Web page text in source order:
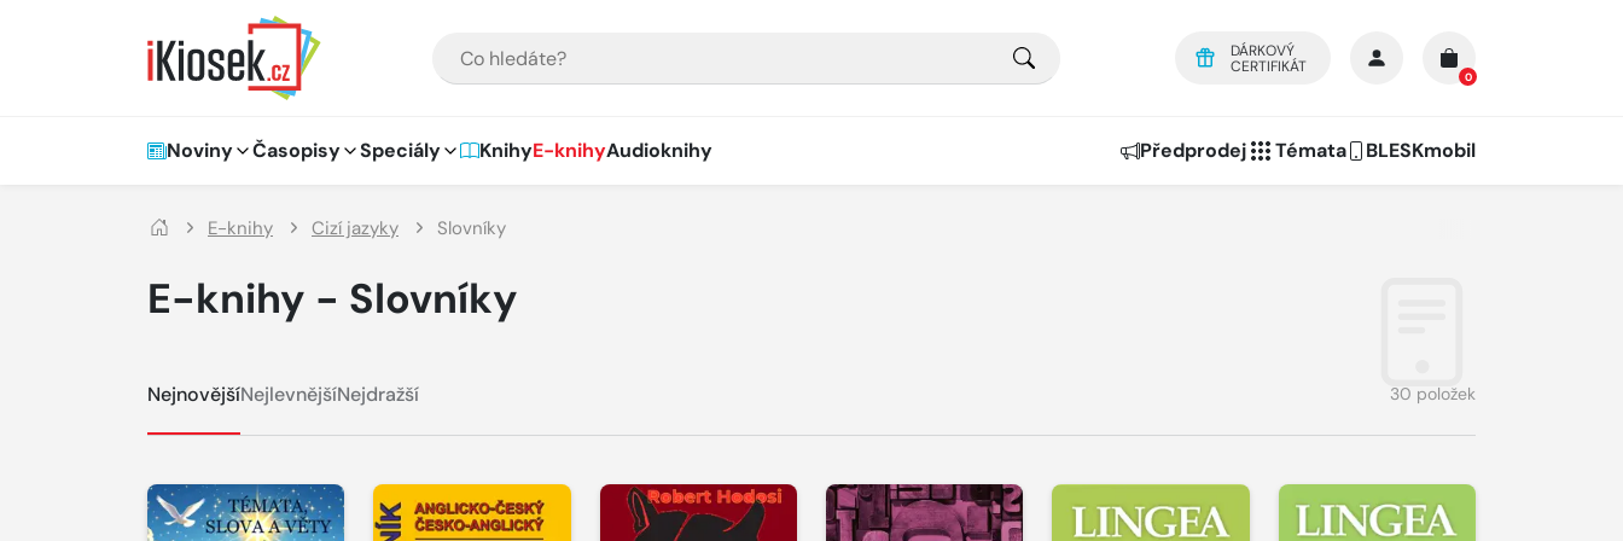
DÁRKOVÝ
CERTIFIKÁT
0
Hlavní navigace
Noviny Časopisy Speciály KnihyE-knihyAudioknihy Předprodej Témata BLESKmobil
E-knihy Cizí jazyky Slovníky
E-knihy - Slovníky
NejnovějšíNejlevnějšíNejdražší 30 položek